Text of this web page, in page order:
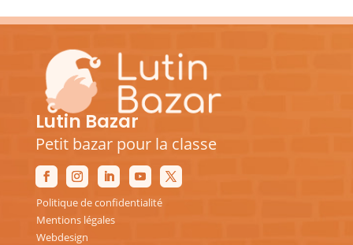
Lutin Bazar
Petit bazar pour la classe
Politique de confidentialité
Mentions légales
Webdesign